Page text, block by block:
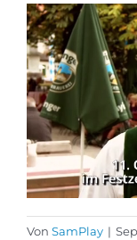
Von SamPlay |